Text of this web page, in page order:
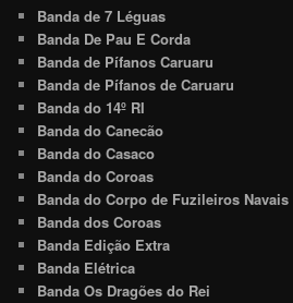
Banda de 7 Léguas
Banda De Pau E Corda
Banda de Pífanos Caruaru
Banda de Pífanos de Caruaru
Banda do 14º RI
Banda do Canecão
Banda do Casaco
Banda do Coroas
Banda do Corpo de Fuzileiros Navais
Banda dos Coroas
Banda Edição Extra
Banda Elétrica
Banda Os Dragões do Rei